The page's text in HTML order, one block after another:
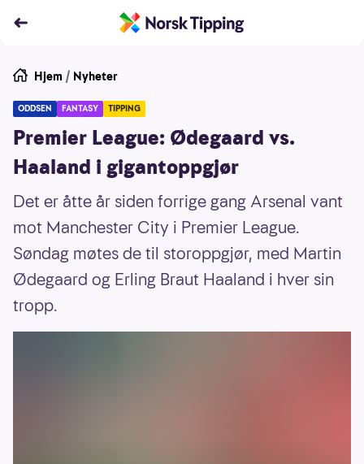
Hjem / Nyheter
ODDSEN FANTASY TIPPING
Premier League: Ødegaard vs.
Haaland i gigantoppgjør
Det er åtte år siden forrige gang Arsenal vant
mot Manchester City i Premier League.
Søndag møtes de til storoppgjør, med Martin
Ødegaard og Erling Braut Haaland i hver sin
tropp.